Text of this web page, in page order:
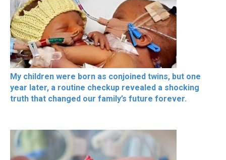
My children were born as conjoined twins, but one
year later, a routine checkup revealed a shocking
truth that changed our family’s future forever.